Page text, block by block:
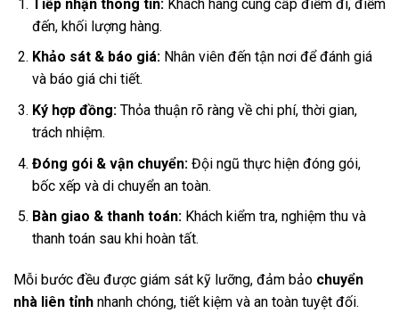
Tiếp nhận thông tin:Khách hàng cung cấp điểm đi, điểm
đến, khối lượng hàng.
Khảo sát & báo giá:Nhân viên đến tận nơi để đánh giá
và báo giá chi tiết.
Ký hợp đồng:Thỏa thuận rõ ràng về chi phí, thời gian,
trách nhiệm.
Đóng gói & vận chuyển:Đội ngũ thực hiện đóng gói,
bốc xếp và di chuyển an toàn.
Bàn giao & thanh toán:Khách kiểm tra, nghiệm thu và
thanh toán sau khi hoàn tất.
Mỗi bước đều được giám sát kỹ lưỡng, đảm bảo chuyển
nhà liên tỉnh nhanh chóng, tiết kiệm và an toàn tuyệt đối.